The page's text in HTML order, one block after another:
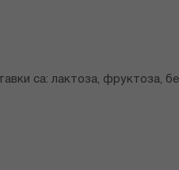
са: лактоза, фруктоза,